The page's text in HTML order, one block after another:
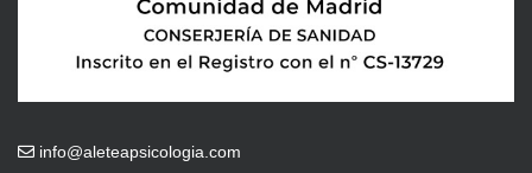
info@aleteapsicologia.com